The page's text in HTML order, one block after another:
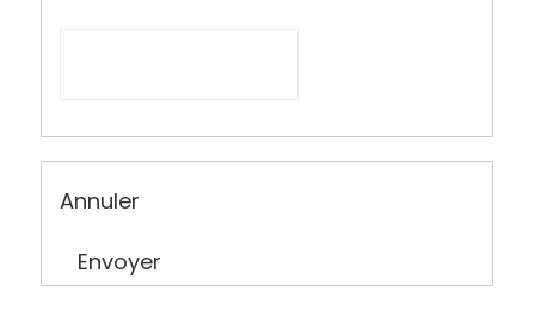
Annuler
Envoyer